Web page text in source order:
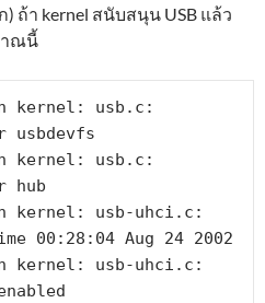
) ถ้า kernel สนับสนุน USB แล้ว
าณนี้
kernel: usb.c:
usbdevfs
kernel: usb.c:
hub
kernel: usb-uhci.c:
00:28:04 Aug 24 2002
kernel: usb-uhci.c: